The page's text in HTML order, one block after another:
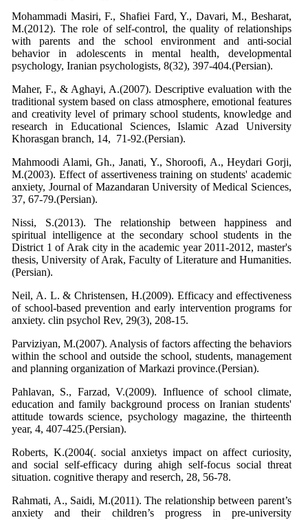
Mohammadi Masiri, F., Shafiei Fard, Y., Davari, M., Besharat,
M.(2012). The role of self-control, the quality of relationships
with parents and the school environment and anti-social
behavior in adolescents in mental health, developmental
psychology, Iranian psychologists, 8(32), 397-404.(Persian).
Maher, F., & Aghayi, A.(2007). Descriptive evaluation with the
traditional system based on class atmosphere, emotional features
and creativity level of primary school students, knowledge and
research in Educational Sciences, Islamic Azad University
Khorasgan branch, 14, 71-92.(Persian).
Mahmoodi Alami, Gh., Janati, Y., Shoroofi, A., Heydari Gorji,
M.(2003). Effect of assertiveness training on students' academic
anxiety, Journal of Mazandaran University of Medical Sciences,
37, 67-79.(Persian).
Nissi, S.(2013). The relationship between happiness and
spiritual intelligence at the secondary school students in the
District 1 of Arak city in the academic year 2011-2012, master's
thesis, University of Arak, Faculty of Literature and Humanities.
(Persian).
Neil, A. L. & Christensen, H.(2009). Efficacy and effectiveness
of school-based prevention and early intervention programs for
anxiety. clin psychol Rev, 29(3), 208-15.
Parviziyan, M.(2007). Analysis of factors affecting the behaviors
within the school and outside the school, students, management
and planning organization of Markazi province.(Persian).
Pahlavan, S., Farzad, V.(2009). Influence of school climate,
education and family background process on Iranian students'
attitude towards science, psychology magazine, the thirteenth
year, 4, 407-425.(Persian).
Roberts, K.(2004(. social anxietys impact on affect curiosity,
and social self-efficacy during ahigh self-focus social threat
situation. cognitive therapy and reserch, 28, 56-78.
Rahmati, A., Saidi, M.(2011). The relationship between parent’s
anxiety and their children’s progress in pre-university